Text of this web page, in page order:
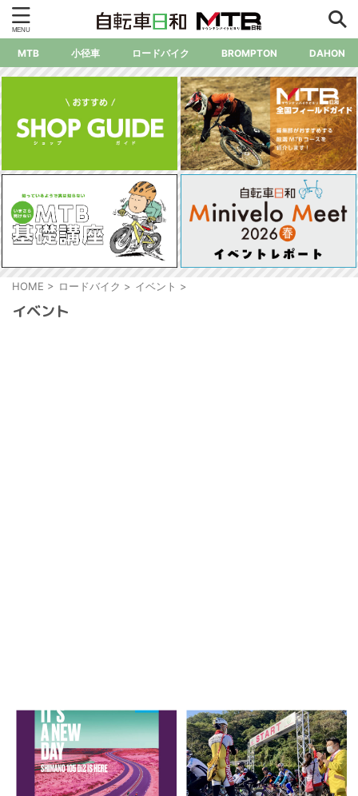
MTB 小径車 ロードバイク BROMPTON DAHON
HOME > ロードバイク > イベント >
イベント